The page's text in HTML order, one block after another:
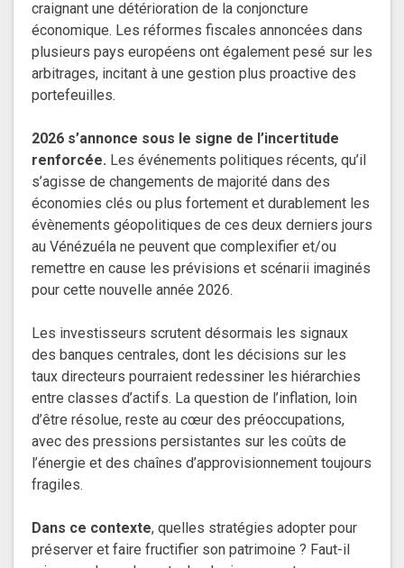
craignant une détérioration de la conjoncture
économique. Les réformes fiscales annoncées dans
plusieurs pays européens ont également pesé sur les
arbitrages, incitant à une gestion plus proactive des
portefeuilles.
2026 s’annonce sous le signe de l’incertitude
renforcée. Les événements politiques récents, qu’il
s’agisse de changements de majorité dans des
économies clés ou plus fortement et durablement les
évènements géopolitiques de ces deux derniers jours
au Vénézuéla ne peuvent que complexifier et/ou
remettre en cause les prévisions et scénarii imaginés
pour cette nouvelle année 2026.
Les investisseurs scrutent désormais les signaux
des banques centrales, dont les décisions sur les
taux directeurs pourraient redessiner les hiérarchies
entre classes d’actifs. La question de l’inflation, loin
d’être résolue, reste au cœur des préoccupations,
avec des pressions persistantes sur les coûts de
l’énergie et des chaînes d’approvisionnement toujours
fragiles.
Dans ce contexte, quelles stratégies adopter pour
préserver et faire fructifier son patrimoine ? Faut-il